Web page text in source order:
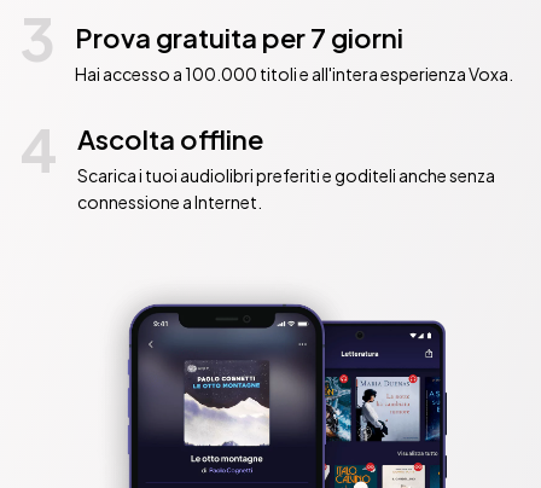
3 Prova gratuita per 7 giorni
Hai accesso a 100.000 titoli e all'intera esperienza Voxa.
4 Ascolta offline
Scarica i tuoi audiolibri preferiti e goditeli anche senza
connessione a Internet.